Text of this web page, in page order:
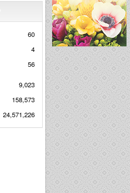
60
4
56
9,023
158,573
24,571,226